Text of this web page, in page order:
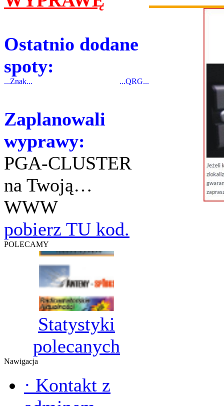
Ostatnio dodane
spoty:
...Znak... ...QRG...
Zaplanowali
wyprawy:
PGA-CLUSTER
na Twoją…
WWW
pobierz TU kod.
POLECAMY
Statystyki
polecanych
Nawigacja
· Kontakt z